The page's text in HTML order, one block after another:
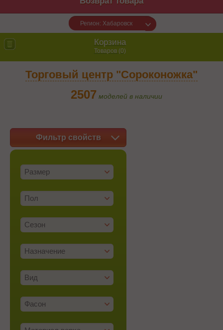
Регион: Хабаровск
Корзина
Товаров (0)
Торговый центр "Сороконожка"
2507 моделей в наличии
Фильтр свойств
Размер
Пол
Сезон
Назначение
Вид
Фасон